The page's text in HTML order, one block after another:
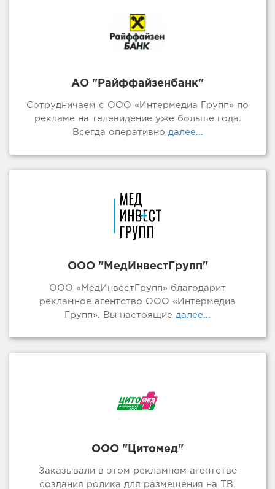
АО "Райффайзенбанк"
Сотрудничаем с ООО «Интермедиа Групп» по
рекламе на телевидение уже больше года.
Всегда оперативно далее...
ООО "МедИнвестГрупп"
ООО «МедИнвестГрупп» благодарит
рекламное агентство ООО «Интермедиа
Групп». Вы настоящие далее...
ООО "Цитомед"
Заказывали в этом рекламном агентстве
создания ролика для размещения на ТВ.